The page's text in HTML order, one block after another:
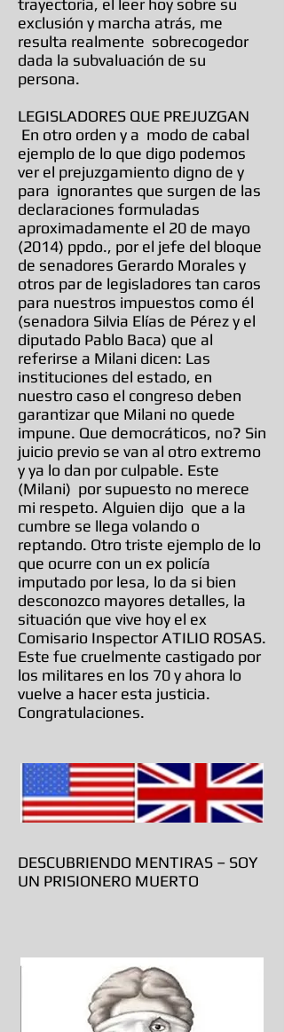
trayectoria, el leer hoy sobre su
exclusión y marcha atrás, me
resulta realmente sobrecogedor
dada la subvaluación de su
persona.
LEGISLADORES QUE PREJUZGAN
En otro orden y a modo de cabal
ejemplo de lo que digo podemos
ver el prejuzgamiento digno de y
para ignorantes que surgen de las
declaraciones formuladas
aproximadamente el 20 de mayo
(2014) ppdo., por el jefe del bloque
de senadores Gerardo Morales y
otros par de legisladores tan caros
para nuestros impuestos como él
(senadora Silvia Elías de Pérez y el
diputado Pablo Baca) que al
referirse a Milani dicen: Las
instituciones del estado, en
nuestro caso el congreso deben
garantizar que Milani no quede
impune. Que democráticos, no? Sin
juicio previo se van al otro extremo
y ya lo dan por culpable. Este
(Milani) por supuesto no merece
mi respeto. Alguien dijo que a la
cumbre se llega volando o
reptando. Otro triste ejemplo de lo
que ocurre con un ex policía
imputado por lesa, lo da si bien
desconozco mayores detalles, la
situación que vive hoy el ex
Comisario Inspector ATILIO ROSAS.
Este fue cruelmente castigado por
los militares en los 70 y ahora lo
vuelve a hacer esta justicia.
Congratulaciones.
DESCUBRIENDO MENTIRAS – SOY
UN PRISIONERO MUERTO